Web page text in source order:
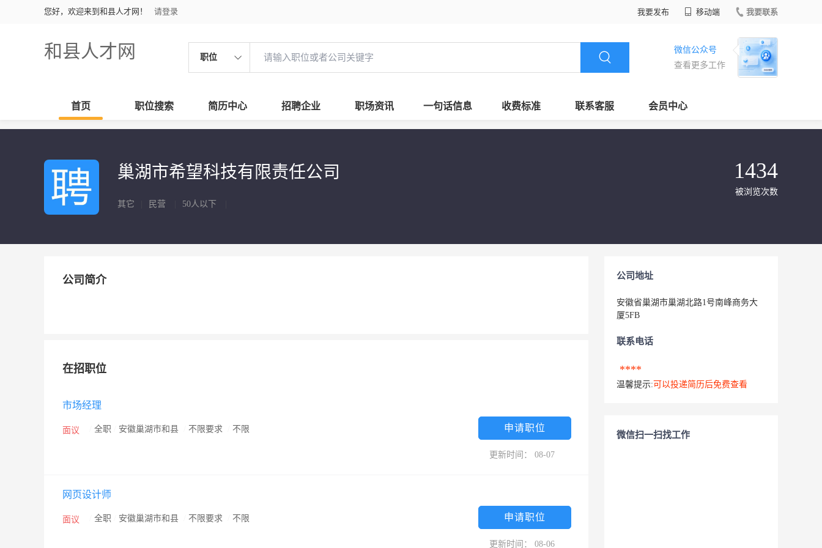
您好，欢迎来到和县人才网！ 请登录 我要发布 移动端 我要联系
和县人才网 职位
微信公众号
查看更多工作
首页 职位搜索 简历中心 招聘企业 职场资讯 一句话信息 收费标准 联系客服 会员中心
巢湖市希望科技有限责任公司
其它 民营 50人以下
1434
被浏览次数
公司简介
在招职位
市场经理
面议 全职 安徽巢湖市和县 不限要求 不限 申请职位
更新时间： 08-07
网页设计师
面议 全职 安徽巢湖市和县 不限要求 不限 申请职位
更新时间： 08-06
公司地址
安徽省巢湖市巢湖北路1号南峰商务大
厦5FB
联系电话
****
温馨提示: 可以投递简历后免费查看
微信扫一扫找工作